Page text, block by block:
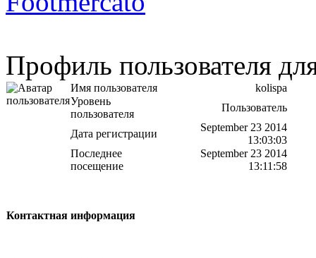
Профиль пользователя
Имя пользователя
kolispa
Уровень
пользователя
Пользователь
Дата регистрации
September 23 2014
13:03:03
Последнее
посещение
September 23 2014
13:11:58
Контактная информация